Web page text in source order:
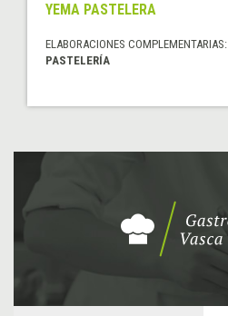
YEMA PASTELERA
ELABORACIONES COMPLEMENTARIAS:
PASTELERÍA